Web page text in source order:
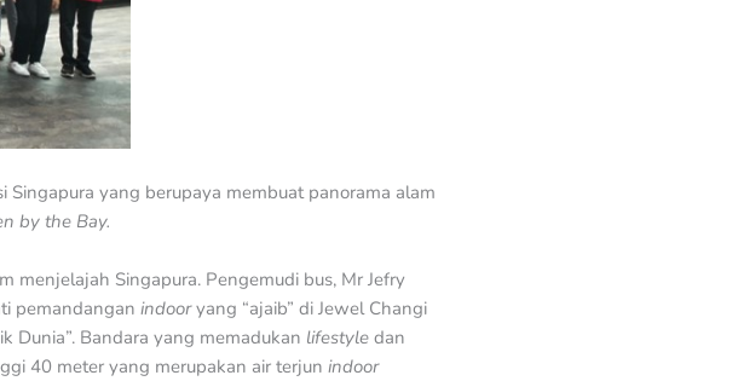
Singapura yang berupaya membuat panorama alam
by the Bay.
menjelajah Singapura. Pengemudi bus, Mr Jefry
pemandangan indooryang “ajaib” di Jewel Changi
Dunia”. Bandara yang memadukan lifestyle dan
40 meter yang merupakan air terjun indoor